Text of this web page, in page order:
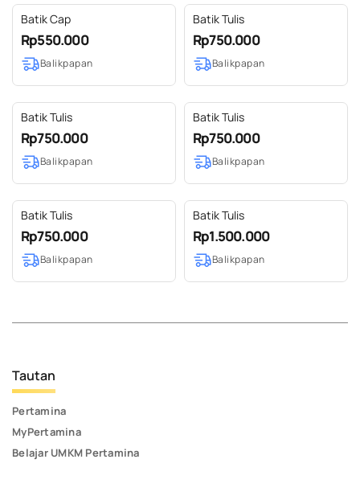
Batik Cap
Rp550.000
Balikpapan
Batik Tulis
Rp750.000
Balikpapan
Batik Tulis
Rp750.000
Balikpapan
Batik Tulis
Rp750.000
Balikpapan
Batik Tulis
Rp750.000
Balikpapan
Batik Tulis
Rp1.500.000
Balikpapan
Tautan
Pertamina
MyPertamina
Belajar UMKM Pertamina